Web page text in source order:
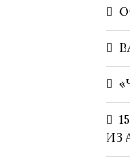
ИЗ